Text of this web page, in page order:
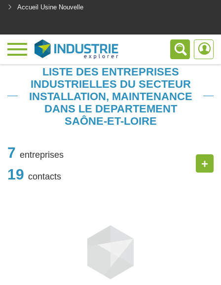
Accueil Usine Nouvelle
LISTE DES ENTREPRISES
INDUSTRIELLES DU SECTEUR
INSTALLATION, MAINTENANCE
DANS LE DEPARTEMENT
SAÔNE-ET-LOIRE
7 entreprises
19 contacts
+